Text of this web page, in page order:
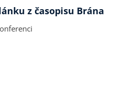
z časopisu Brána